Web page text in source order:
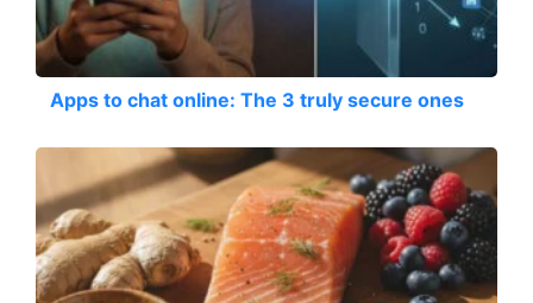
Apps to chat online: The 3 truly secure ones